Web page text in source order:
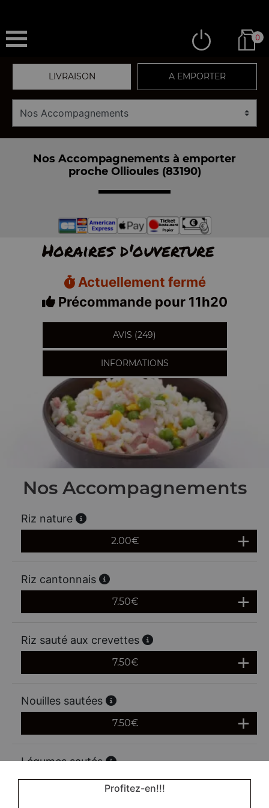
0
LIVRAISON A EMPORTER
Nos Accompagnements à emporter
proche Ollioules (83190)
Horaires d'ouverture
Actuellement fermé
Précommande pour 11h20
AVIS (249)
INFORMATIONS
Nos Accompagnements
Riz nature
2.00€
Riz cantonnais
7.50€
Riz sauté aux crevettes
7.50€
Nouilles sautées
7.50€
Légumes sautés
Actuellement non disponible
Profitez-en!!!